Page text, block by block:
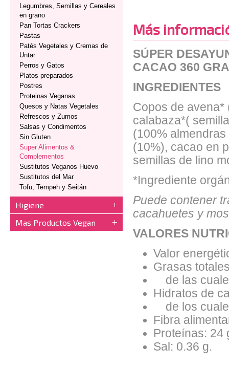
Legumbres, Semillas y Cereales
en grano
Pan Tortas Crackers
Pastas
Patés Vegetales y Cremas de
Untar
Perros y Gatos
Platos preparados
Postres
Proteinas Veganas
Quesos y Natas Vegetales
Refrescos y Zumos
Salsas y Condimentos
Sin Gluten
Super Alimentos &
Complementos
Sustitutos Veganos Huevo
Sustitutos del Mar
Tofu, Tempeh y Seitán
Higiene
Mas Productos Vegan
Más
SÚPER
CACAO 360
INGREDIENTES
Copos de avena*
calabaza*(
(100%
(10%), cacao en
semillas de lino
*Ingrediente
Puede contener
cacahuetes y
VALORES
Valor
Grasas
de las
Hidratos de
de los
Fibra
Proteínas: 24
Sal: 0.36 g.